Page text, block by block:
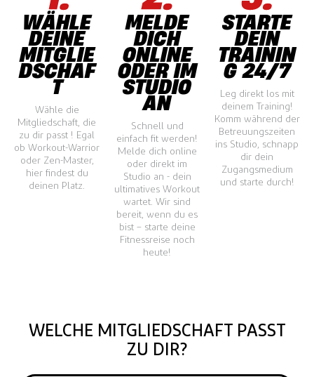
WÄHLE
DEINE
MITGLIE
DSCHAF
T
Wähle die
Mitgliedschaft, die
zu dir passt ! Egal
ob Workout-Warrior
oder Zen-Master,
hier findest du
deinen Platz.
MELDE
DICH
ONLINE
ODER IM
STUDIO
AN
Schnell und
einfach fit werden!
Melde dich online
oder direkt im
Studio an - dein
ultimatives Workout
wartet. Wir sind
bereit, wenn du es
bist – starte deine
Fitnessreise noch
heute!
STARTE
DEIN
TRAININ
G 24/7
Leg direkt los mit
deinem Training!
Komm während der
Betreuungszeiten
ins Studio, schnapp
dir dein
Zugangsmedium
und starte durch!
WELCHE MITGLIEDSCHAFT PASST
ZU DIR?